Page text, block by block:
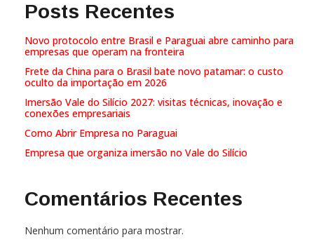
Posts Recentes
Novo protocolo entre Brasil e Paraguai abre caminho para
empresas que operam na fronteira
Frete da China para o Brasil bate novo patamar: o custo
oculto da importação em 2026
Imersão Vale do Silício 2027: visitas técnicas, inovação e
conexões empresariais
Como Abrir Empresa no Paraguai
Empresa que organiza imersão no Vale do Silício
Comentários Recentes
Nenhum comentário para mostrar.